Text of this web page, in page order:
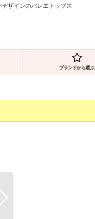
ザインのバレエトップス
ブランドから選ぶ